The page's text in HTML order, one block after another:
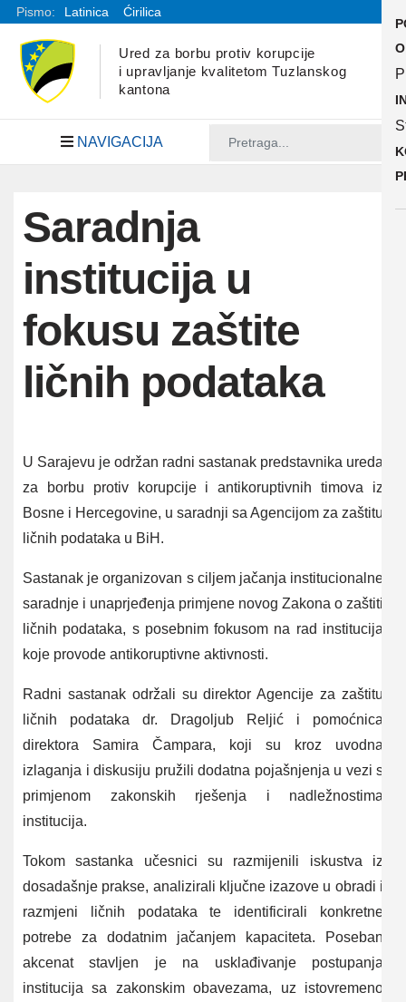
Pismo: Latinica Ćirilica
Ured za borbu protiv korupcije
i upravljanje kvalitetom Tuzlanskog
kantona
NAVIGACIJA
Saradnja
institucija u
fokusu zaštite
ličnih podataka
U Sarajevu je održan radni sastanak predstavnika ureda
za borbu protiv korupcije i antikoruptivnih timova iz
Bosne i Hercegovine, u saradnji sa Agencijom za zaštitu
ličnih podataka u BiH.
Sastanak je organizovan s ciljem jačanja institucionalne
saradnje i unaprjeđenja primjene novog Zakona o zaštiti
ličnih podataka, s posebnim fokusom na rad institucija
koje provode antikoruptivne aktivnosti.
Radni sastanak održali su direktor Agencije za zaštitu
ličnih podataka dr. Dragoljub Reljić i pomoćnica
direktora Samira Čampara, koji su kroz uvodna
izlaganja i diskusiju pružili dodatna pojašnjenja u vezi s
primjenom zakonskih rješenja i nadležnostima
institucija.
Tokom sastanka učesnici su razmijenili iskustva iz
dosadašnje prakse, analizirali ključne izazove u obradi i
razmjeni ličnih podataka te identificirali konkretne
potrebe za dodatnim jačanjem kapaciteta. Poseban
akcenat stavljen je na usklađivanje postupanja
institucija sa zakonskim obavezama, uz istovremeno